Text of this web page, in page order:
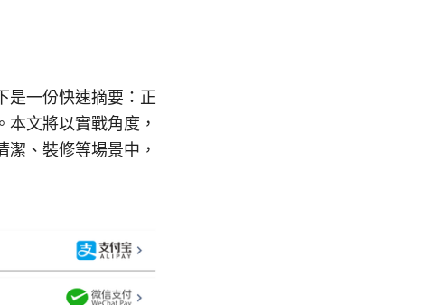
是一份快速摘要：正
文將以實戰角度，
、裝修等場景中，